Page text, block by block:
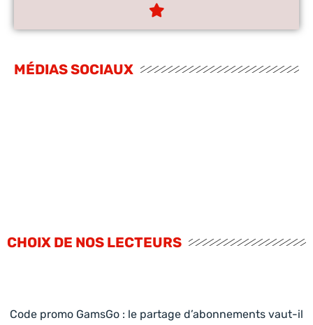
MÉDIAS SOCIAUX
CHOIX DE NOS LECTEURS
Code promo GamsGo : le partage d’abonnements vaut-il